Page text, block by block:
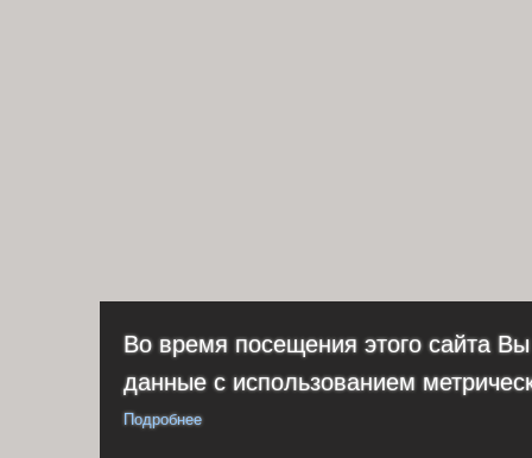
Во время посещения этого сайта
данные с использованием
Подробнее